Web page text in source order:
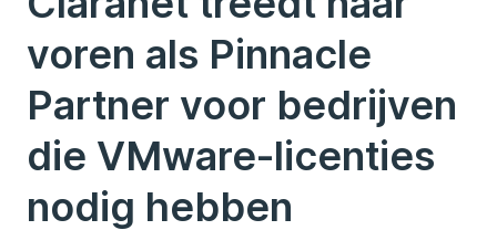
voren als Pinnacle
Partner voor bedrijven
die VMware-licenties
nodig hebben